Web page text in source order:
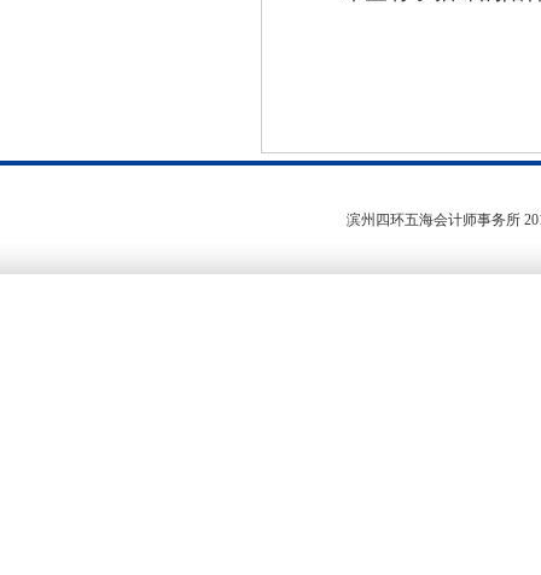
滨州四环五海会计师事务所